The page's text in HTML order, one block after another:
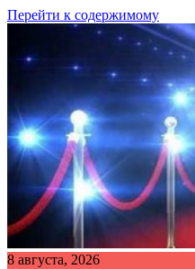
Перейти к содержимому
8 августа, 2026